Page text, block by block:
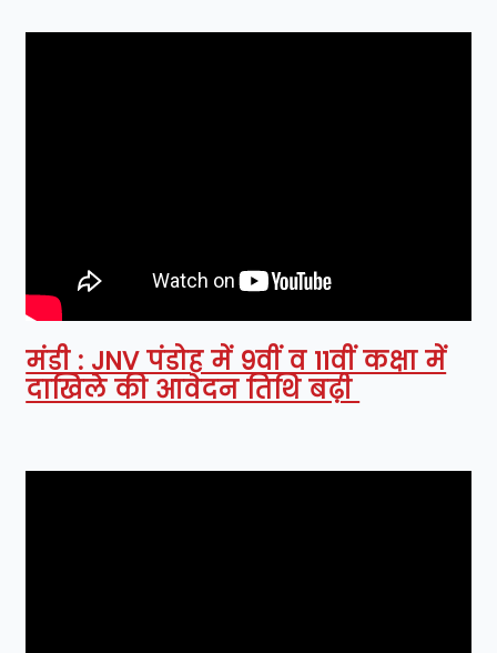
मंडी : JNV पंडोह में 9वीं व 11वीं कक्षा में
दाखिले की आवेदन तिथि बढ़ी